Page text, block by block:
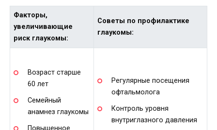
Факторы,
увеличивающие
риск глаукомы:
Советы по профилактике
глаукомы:
Возраст старше
60 лет
Семейный
анамнез глаукомы
Регулярные посещения
офтальмолога
Контроль уровня
внутриглазного давления